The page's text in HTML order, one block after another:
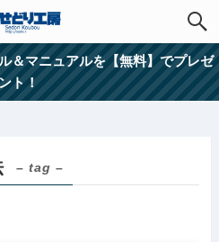
＆マニュアルを【無料】でプレゼ
ト！
– tag –